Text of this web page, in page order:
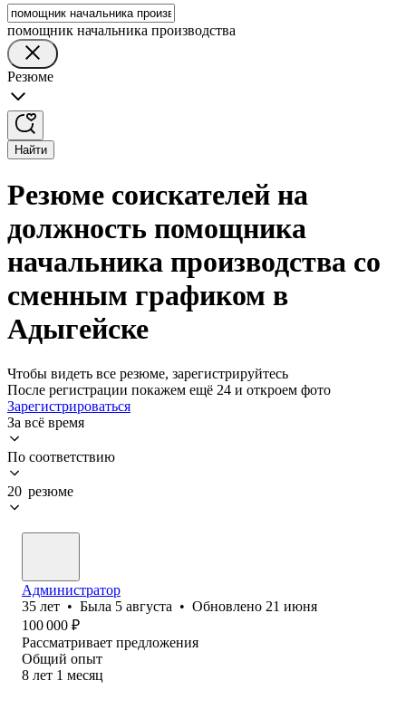
помощник начальника производства
Резюме
Найти
Резюме соискателей на
должность помощника
начальника производства со
сменным графиком в
Адыгейске
Чтобы видеть все резюме, зарегистрируйтесь
После регистрации покажем ещё 24 и откроем фото
Зарегистрироваться
За всё время
По соответствию
20 резюме
Администратор
35 лет • Была 5 августа • Обновлено 21 июня
100 000 ₽
Рассматривает предложения
Общий опыт
8 лет 1 месяц